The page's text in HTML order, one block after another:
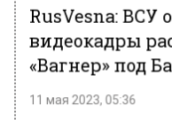
RusVesna: ВСУ
видеокадры
«Вагнер» под
11 мая 2023, 05:36